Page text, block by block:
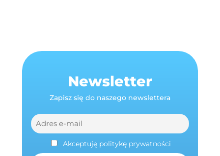
Newsletter
Zapisz się do naszego newslettera
Akceptuję politykę prywatności